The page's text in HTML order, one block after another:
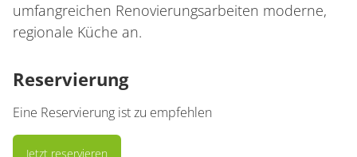
umfangreichen Renovierungsarbeiten moderne,
regionale Küche an.
Reservierung
Eine Reservierung ist zu empfehlen
Jetzt reservieren